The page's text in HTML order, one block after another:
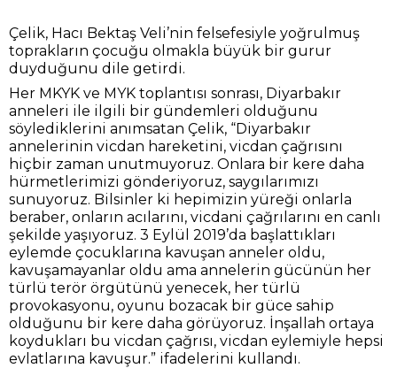
Çelik, Hacı Bektaş Veli’nin felsefesiyle yoğrulmuş
toprakların çocuğu olmakla büyük bir gurur
duyduğunu dile getirdi.
Her MKYK ve MYK toplantısı sonrası, Diyarbakır
anneleri ile ilgili bir gündemleri olduğunu
söylediklerini anımsatan Çelik, “Diyarbakır
annelerinin vicdan hareketini, vicdan çağrısını
hiçbir zaman unutmuyoruz. Onlara bir kere daha
hürmetlerimizi gönderiyoruz, saygılarımızı
sunuyoruz. Bilsinler ki hepimizin yüreği onlarla
beraber, onların acılarını, vicdani çağrılarını en canlı
şekilde yaşıyoruz. 3 Eylül 2019’da başlattıkları
eylemde çocuklarına kavuşan anneler oldu,
kavuşamayanlar oldu ama annelerin gücünün her
türlü terör örgütünü yenecek, her türlü
provokasyonu, oyunu bozacak bir güce sahip
olduğunu bir kere daha görüyoruz. İnşallah ortaya
koydukları bu vicdan çağrısı, vicdan eylemiyle hepsi
evlatlarına kavuşur.” ifadelerini kullandı.